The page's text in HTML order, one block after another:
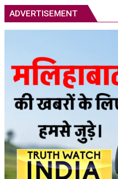
ADVERTISEMENT